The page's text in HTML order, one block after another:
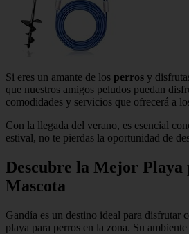
Si eres un amante de los perros y
que nuestros amigos peludos puedan
comodidades y servicios que ofrecerá a
Con la llegada del verano, es esencial
estival, no te pierdas la oportunidad de
Descubre la Mejor Playa
Mascota
Gandía es un destino ideal para disfrutar
playa para perros en la zona. Su